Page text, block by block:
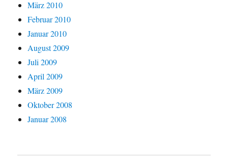
März 2010
Februar 2010
Januar 2010
August 2009
Juli 2009
April 2009
März 2009
Oktober 2008
Januar 2008